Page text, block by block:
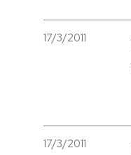
17/3/2011
17/3/2011